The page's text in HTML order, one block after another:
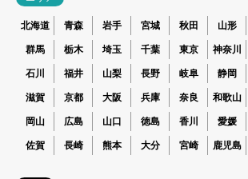
北海道 青森 岩手 宮城 秋田 山形
群馬 栃木 埼玉 千葉 東京 神奈川
石川 福井 山梨 長野 岐阜 静岡
滋賀 京都 大阪 兵庫 奈良 和歌山
岡山 広島 山口 徳島 香川 愛媛
佐賀 長崎 熊本 大分 宮崎 鹿児島